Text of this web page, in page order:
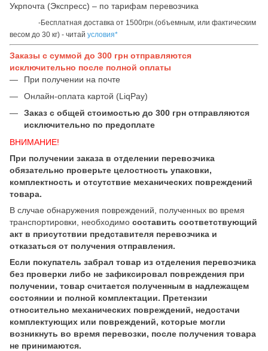
Укрпочта (Экспресс) – по тарифам перевозчика
-Бесплатная доставка от 1500грн.(объемным, или фактическим
весом до 30 кг) - читай условия*
Заказы с суммой до 300 грн отправляются
исключительно после полной оплаты
При получении на почте
Онлайн-оплата картой (LiqPay)
Заказ с общей стоимостью до 300 грн отправляются
исключительно по предоплате
ВНИМАНИЕ!
При получении заказа в отделении перевозчика
обязательно проверьте целостность упаковки,
комплектность и отсутствие механических повреждений
товара.
В случае обнаружения повреждений, полученных во время
транспортировки, необходимо составить соответствующий
акт в присутствии представителя перевозчика и
отказаться от получения отправления.
Если покупатель забрал товар из отделения перевозчика
без проверки либо не зафиксировал повреждения при
получении, товар считается полученным в надлежащем
состоянии и полной комплектации. Претензии
относительно механических повреждений, недостачи
комплектующих или повреждений, которые могли
возникнуть во время перевозки, после получения товара
не принимаются.